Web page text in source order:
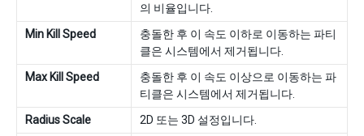
의 비율입니다.
Min Kill Speed
충돌한 후 이 속도 이하로 이동하는 파티
클은 시스템에서 제거됩니다.
Max Kill Speed
충돌한 후 이 속도 이상으로 이동하는 파
티클은 시스템에서 제거됩니다.
Radius Scale
2D 또는 3D 설정입니다.